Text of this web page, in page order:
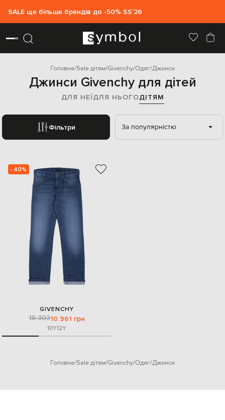
SALE ще більше брендів до -50% SS`26
Головна Sale дітям Givenchy Одяг Джинси
Джинси Givenchy для дітей
ДЛЯ НЕЇДЛЯ НЬОГОДІТЯМ
Фільтри За популярністю
- 40%
GIVENCHY
18 30310 961 грн
10Y12Y
Головна Sale дітям Givenchy Одяг Джинси